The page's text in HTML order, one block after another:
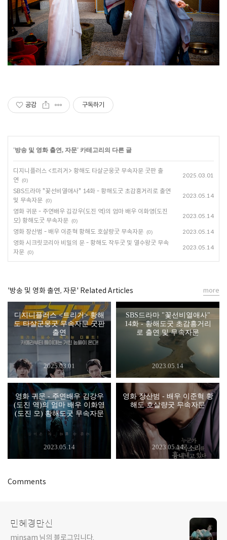
공감 구독하기
'방송 및 영화 출연, 자문' 카테고리의 다른 글
디지니플러스 <트리거> 황해도 타살군웅굿 무속자문 굿판 출
연
(0)
2025.03.01
SBS드라마 "꽃선비열애사" 14화 - 황해도굿 초감흥거리로 출연
및 무속자문 (0)
2023.05.14
영화 귀문 - 주연배우 김강우(도진 역)의 엄마 배우 이화영(도진
모) 황해도굿 무속자문 (0)
2023.05.14
영화 장산범 - 배우 이준혁 황해도 호살량굿 무속자문 (0) 2023.05.14
영화 시크릿코리아 비밀의 문 - 황해도 작두굿 및 열수왕굿 무속
자문 (0)
2023.05.14
'방송 및 영화 출연, 자문' Related Articles
디지니플러스 <트리거> 황해
도 타살군웅굿 무속자문 굿판
출연
2025.03.01
SBS드라마 "꽃선비열애사"
14화 - 황해도굿 초감흥거리
로 출연 및 무속자문
2023.05.14
영화 귀문 - 주연배우 김강우
(도진 역)의 엄마 배우 이화영
(도진 모) 황해도굿 무속자문
2023.05.14
영화 장산범 - 배우 이준혁 황
해도 호살량굿 무속자문
2023.05.14
more
Comments
민혜경만신
minsam 님의 블로그입니다.